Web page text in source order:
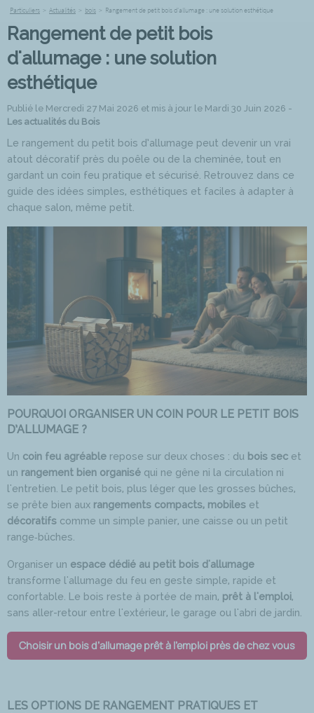
Particuliers > Actualités > bois > Rangement de petit bois d'allumage : une solution esthétique
Rangement de petit bois
d'allumage : une solution
esthétique
Publié le Mercredi 27 Mai 2026 et mis à jour le Mardi 30 Juin 2026 -
Les actualités du Bois
Le rangement du petit bois d’allumage peut devenir un vrai
atout décoratif près du poêle ou de la cheminée, tout en
gardant un coin feu pratique et sécurisé. Retrouvez dans ce
guide des idées simples, esthétiques et faciles à adapter à
chaque salon, même petit.
POURQUOI ORGANISER UN COIN POUR LE PETIT BOIS
D’ALLUMAGE ?
Un coin feu agréable repose sur deux choses : du bois sec et
un rangement bien organisé qui ne gêne ni la circulation ni
l'entretien. Le petit bois, plus léger que les grosses bûches,
se prête bien aux rangements compacts, mobiles et
décoratifs comme un simple panier, une caisse ou un petit
range‑bûches.
Organiser un espace dédié au petit bois d'allumage
transforme l'allumage du feu en geste simple, rapide et
confortable. Le bois reste à portée de main, prêt à l'emploi,
sans aller-retour entre l'extérieur, le garage ou l'abri de jardin.
Choisir un bois d’allumage prêt à l’emploi près de chez vous
LES OPTIONS DE RANGEMENT PRATIQUES ET